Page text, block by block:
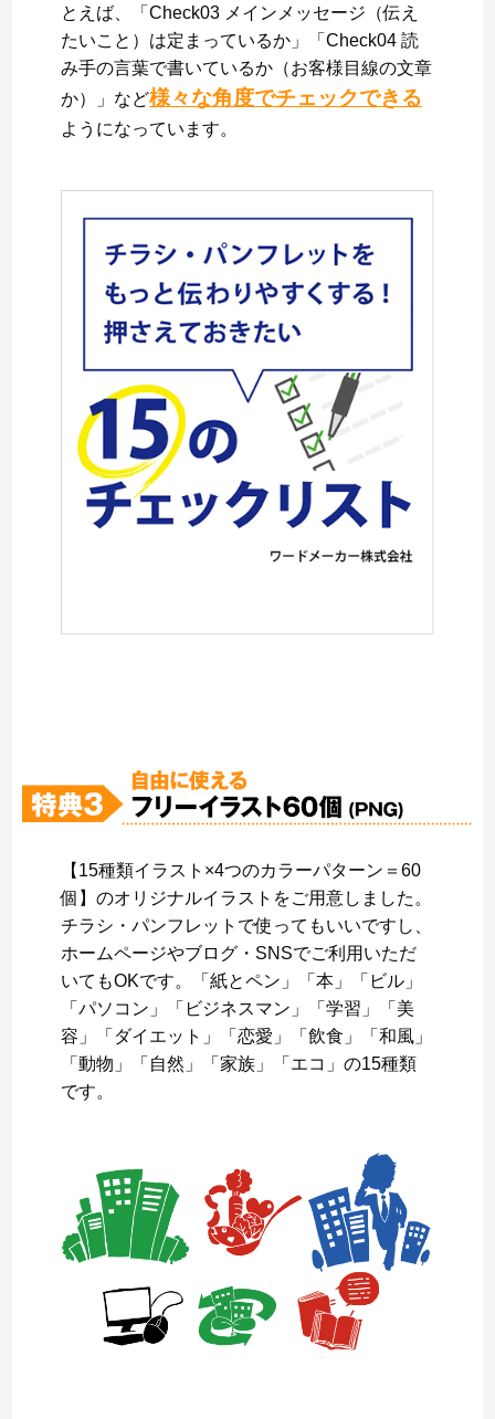
とえば、「Check03 メインメッセージ（伝え
たいこと）は定まっているか」「Check04 読
み手の言葉で書いているか（お客様目線の文章
か）」など様々な角度でチェックできる
ようになっています。
【15種類イラスト×4つのカラーパターン＝60
個】のオリジナルイラストをご用意しました。
チラシ・パンフレットで使ってもいいですし、
ホームページやブログ・SNSでご利用いただ
いてもOKです。「紙とペン」「本」「ビル」
「パソコン」「ビジネスマン」「学習」「美
容」「ダイエット」「恋愛」「飲食」「和風」
「動物」「自然」「家族」「エコ」の15種類
です。